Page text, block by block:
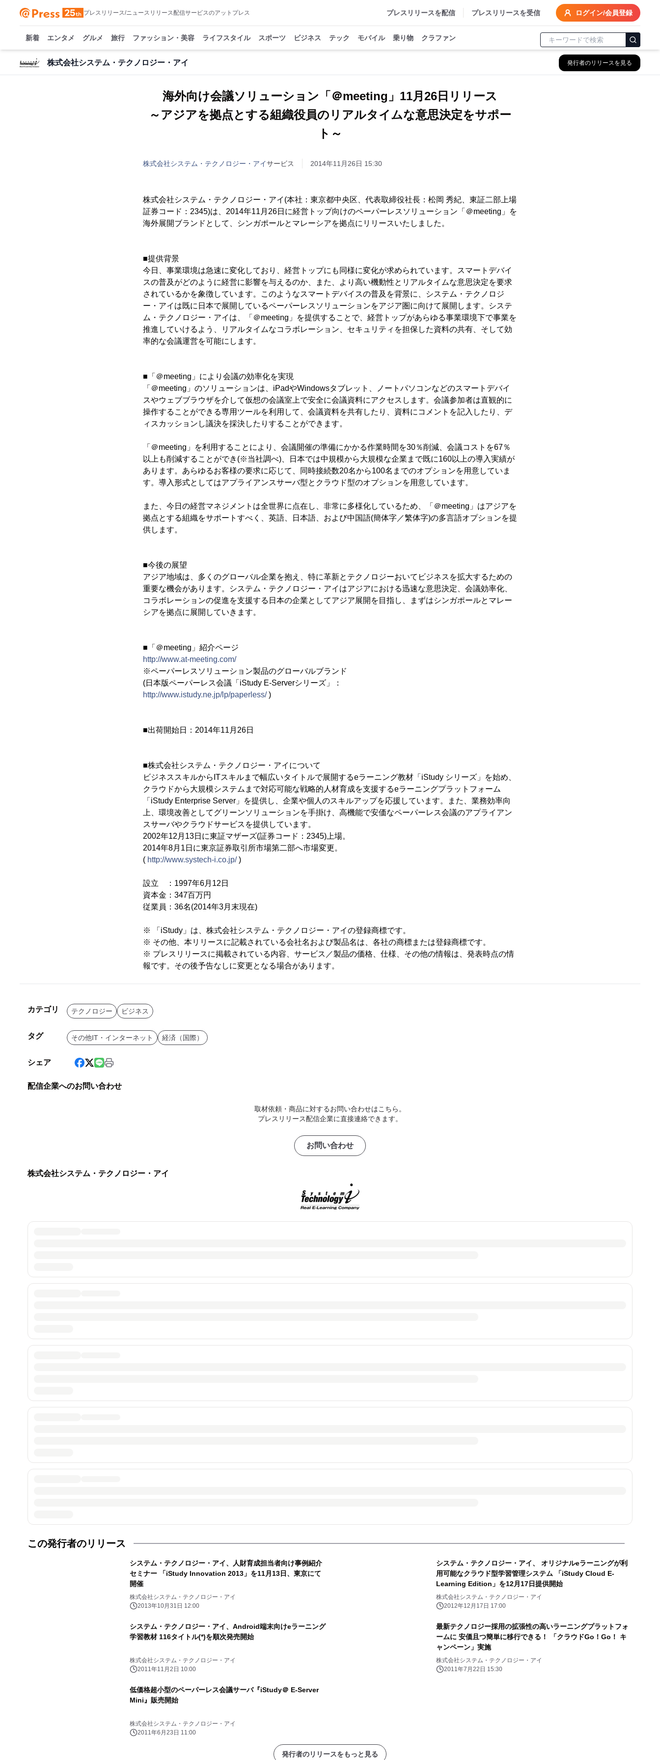
プレスリリース/ニュースリリース配信サービスのアットプレス プレスリリースを配信 プレスリリースを受信 ログイン/会員登録
新着 エンタメ グルメ 旅行 ファッション・美容 ライフスタイル スポーツ ビジネス テック モバイル 乗り物 クラファン
株式会社システム・テクノロジー・アイ 発行者のリリースを見る
海外向け会議ソリューション「＠meeting」11月26日リリース
～アジアを拠点とする組織役員のリアルタイムな意思決定をサポー
ト～
株式会社システム・テクノロジー・アイサービス 2014年11月26日 15:30
株式会社システム・テクノロジー・アイ(本社：東京都中央区、代表取締役社長：松岡 秀紀、東証二部上場
証券コード：2345)は、2014年11月26日に経営トップ向けのペーパーレスソリューション「＠meeting」を
海外展開ブランドとして、シンガポールとマレーシアを拠点にリリースいたしました。
■提供背景
今日、事業環境は急速に変化しており、経営トップにも同様に変化が求められています。スマートデバイ
スの普及がどのように経営に影響を与えるのか、また、より高い機動性とリアルタイムな意思決定を要求
されているかを象徴しています。このようなスマートデバイスの普及を背景に、システム・テクノロジ
ー・アイは既に日本で展開しているペーパーレスソリューションをアジア圏に向けて展開します。システ
ム・テクノロジー・アイは、「＠meeting」を提供することで、経営トップがあらゆる事業環境下で事業を
推進していけるよう、リアルタイムなコラボレーション、セキュリティを担保した資料の共有、そして効
率的な会議運営を可能にします。
■「＠meeting」により会議の効率化を実現
「＠meeting」のソリューションは、iPadやWindowsタブレット、ノートパソコンなどのスマートデバイ
スやウェブブラウザを介して仮想の会議室上で安全に会議資料にアクセスします。会議参加者は直観的に
操作することができる専用ツールを利用して、会議資料を共有したり、資料にコメントを記入したり、デ
ィスカッションし議決を採決したりすることができます。
「＠meeting」を利用することにより、会議開催の準備にかかる作業時間を30％削減、会議コストを67％
以上も削減することができ(※当社調べ)、日本では中規模から大規模な企業まで既に160以上の導入実績が
あります。あらゆるお客様の要求に応じて、同時接続数20名から100名までのオプションを用意していま
す。導入形式としてはアプライアンスサーバ型とクラウド型のオプションを用意しています。
また、今日の経営マネジメントは全世界に点在し、非常に多様化しているため、「＠meeting」はアジアを
拠点とする組織をサポートすべく、英語、日本語、および中国語(簡体字／繁体字)の多言語オプションを提
供します。
■今後の展望
アジア地域は、多くのグローバル企業を抱え、特に革新とテクノロジーおいてビジネスを拡大するための
重要な機会があります。システム・テクノロジー・アイはアジアにおける迅速な意思決定、会議効率化、
コラボレーションの促進を支援する日本の企業としてアジア展開を目指し、まずはシンガポールとマレー
シアを拠点に展開していきます。
■「＠meeting」紹介ページ
http://www.at-meeting.com/
※ペーパーレスソリューション製品のグローバルブランド
(日本版ペーパーレス会議「iStudy E-Serverシリーズ」：
http://www.istudy.ne.jp/lp/paperless/)
■出荷開始日：2014年11月26日
■株式会社システム・テクノロジー・アイについて
ビジネススキルからITスキルまで幅広いタイトルで展開するeラーニング教材「iStudy シリーズ」を始め、
クラウドから大規模システムまで対応可能な戦略的人材育成を支援するeラーニングプラットフォーム
「iStudy Enterprise Server」を提供し、企業や個人のスキルアップを応援しています。また、業務効率向
上、環境改善としてグリーンソリューションを手掛け、高機能で安価なペーパーレス会議のアプライアン
スサーバやクラウドサービスを提供しています。
2002年12月13日に東証マザーズ(証券コード：2345)上場。
2014年8月1日に東京証券取引所市場第二部へ市場変更。
( http://www.systech-i.co.jp/)
設立 ：1997年6月12日
資本金：347百万円
従業員：36名(2014年3月末現在)
※ 「iStudy」は、株式会社システム・テクノロジー・アイの登録商標です。
※ その他、本リリースに記載されている会社名および製品名は、各社の商標または登録商標です。
※ プレスリリースに掲載されている内容、サービス／製品の価格、仕様、その他の情報は、発表時点の情
報です。その後予告なしに変更となる場合があります。
カテゴリ テクノロジー ビジネス
タグ その他IT・インターネット 経済（国際）
シェア
配信企業へのお問い合わせ
取材依頼・商品に対するお問い合わせはこちら。
プレスリリース配信企業に直接連絡できます。
お問い合わせ
株式会社システム・テクノロジー・アイ
この発行者のリリース
システム・テクノロジー・アイ、人財育成担当者向け事例紹介
セミナー 「iStudy Innovation 2013」を11月13日、東京にて
開催
株式会社システム・テクノロジー・アイ
2013年10月31日 12:00
システム・テクノロジー・アイ、 オリジナルeラーニングが利
用可能なクラウド型学習管理システム 「iStudy Cloud E-
Learning Edition」を12月17日提供開始
株式会社システム・テクノロジー・アイ
2012年12月17日 17:00
システム・テクノロジー・アイ、Android端末向けeラーニング
学習教材 116タイトル(*)を順次発売開始
株式会社システム・テクノロジー・アイ
2011年11月2日 10:00
最新テクノロジー採用の拡張性の高いラーニングプラットフォ
ームに 安価且つ簡単に移行できる！ 「クラウドGo！Go！ キ
ャンペーン」実施
株式会社システム・テクノロジー・アイ
2011年7月22日 15:30
低価格超小型のペーパーレス会議サーバ『iStudy＠ E-Server
Mini』販売開始
株式会社システム・テクノロジー・アイ
2011年6月23日 11:00
発行者のリリースをもっと見る